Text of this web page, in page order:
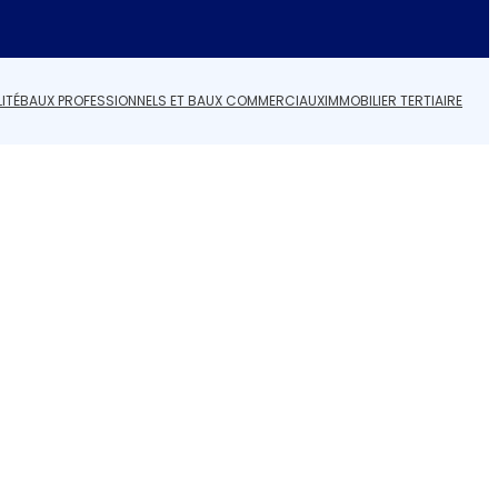
Personnalisez vos préférences pour
BAUX PROFESSIONNELS ET BAUX COMMERCIAUXIMMOBILIER TERTIAIRE